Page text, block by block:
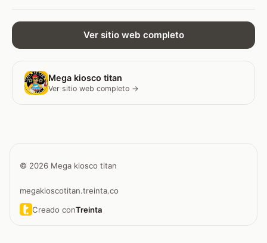
Ver sitio web completo
Mega kiosco titan
Ver sitio web completo →
© 2026 Mega kiosco titan
megakioscotitan.treinta.co
Creado conTreinta